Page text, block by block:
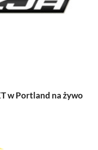
w Portland na żywo